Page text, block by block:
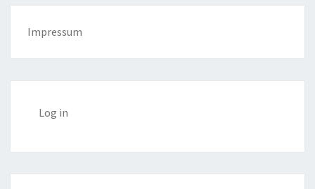
Impressum
Log in